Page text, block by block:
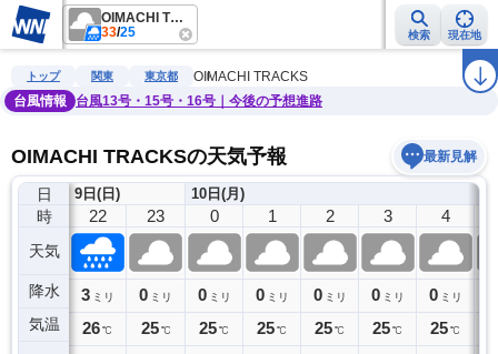
OIMACHI TRACKS
33/25 検索 現在地
雨雲レーダー 台風情報 地震情報 警報・注意報 ラ
トップ 関東 東京都
OIMACHI TRACKS
台風情報
台風13号・15号・16号｜今後の予想進路
OIMACHI TRACKSの天気予報 最新見解
日
時
天気
降水
気温
9日(日)
21
4ミリ
26℃
22
3 ミリ
26℃
23
0 ミリ
25 ℃
10日(月)
0
0 ミリ
25℃
1
0 ミリ
25℃
2
0 ミリ
25℃
3
0 ミリ
25℃
4
0 ミリ
25℃